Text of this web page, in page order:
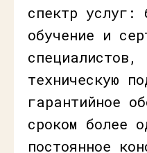
спектр услуг:
обучение и
специалистов,
техническую
гарантийное
сроком более
постоянное